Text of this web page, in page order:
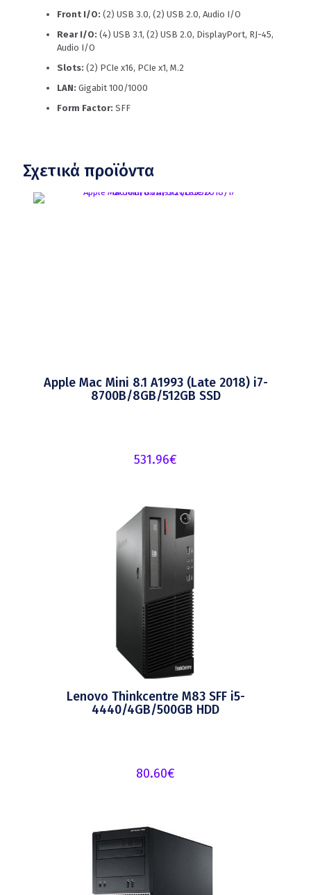
Front I/O: (2) USB 3.0, (2) USB 2.0, Audio I/O
Rear I/O: (4) USB 3.1, (2) USB 2.0, DisplayPort, RJ-45,
Audio I/O
Slots: (2) PCIe x16, PCIe x1, M.2
LAN: Gigabit 100/1000
Form Factor: SFF
Σχετικά προϊόντα
Apple Mac Mini 8.1 A1993 (Late 2018) i7-
8700B/8GB/512GB SSD
531.96€
Lenovo Thinkcentre M83 SFF i5-
4440/4GB/500GB HDD
80.60€